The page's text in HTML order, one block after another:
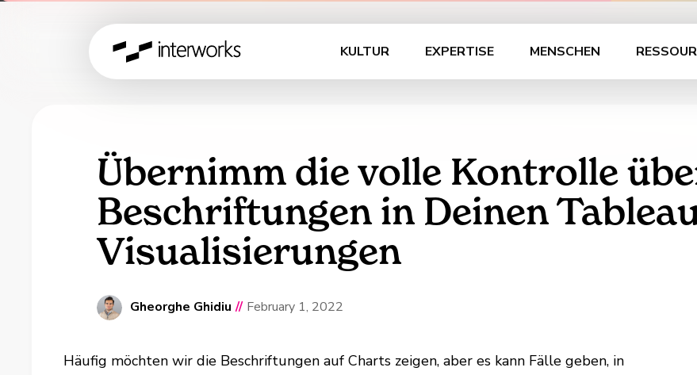
KULTUR EXPERTISE MENSCHEN
Übernimm die volle Kontrolle
Beschriftungen in Deinen
Visualisierungen
Gheorghe Ghidiu // February 1, 2022
Häufig möchten wir die Beschriftungen auf Charts zeigen, aber es kann Fälle geben, in